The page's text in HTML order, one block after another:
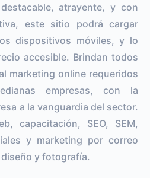
atrayente, y con
este sitio podrá cargar
dispositivos móviles, y lo
accesible. Brindan todos
marketing online requeridos
empresas, con la
a la vanguardia del sector.
capacitación, SEO, SEM,
y marketing por correo
y fotografía.